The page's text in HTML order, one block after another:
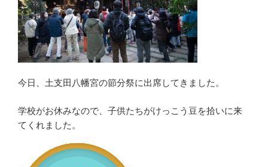
今日、土支田八幡宮の節分祭に出席してきました。
学校がお休みなので、子供たちがけっこう豆を拾いに来
てくれました。